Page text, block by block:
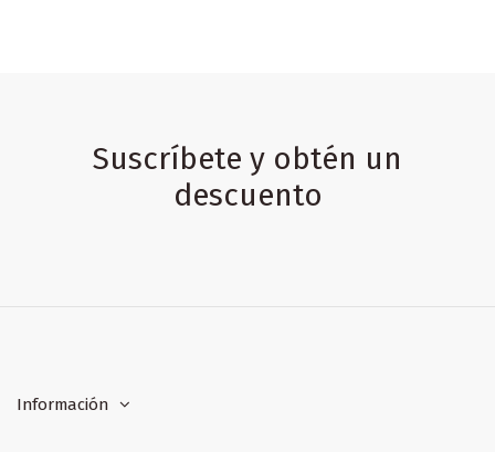
Suscríbete y obtén un
descuento
Información